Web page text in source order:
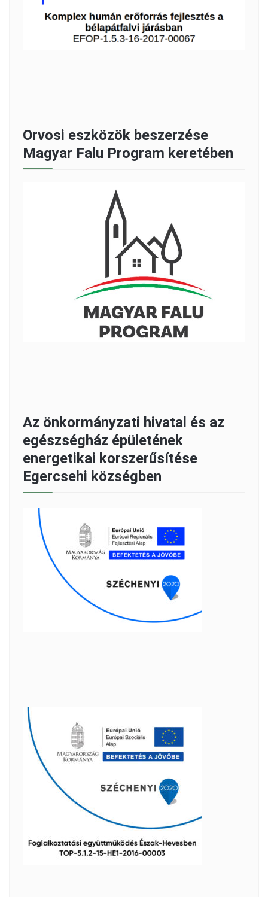
Orvosi eszközök beszerzése
Magyar Falu Program keretében
Az önkormányzati hivatal és az
egészségház épületének
energetikai korszerűsítése
Egercsehi községben